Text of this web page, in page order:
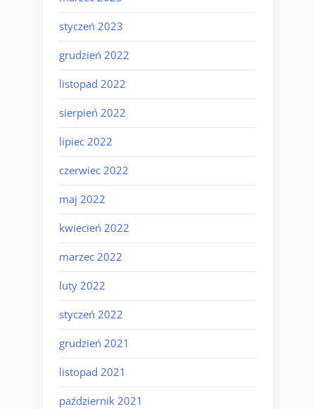
styczeń 2023
grudzień 2022
listopad 2022
sierpień 2022
lipiec 2022
czerwiec 2022
maj 2022
kwiecień 2022
marzec 2022
luty 2022
styczeń 2022
grudzień 2021
listopad 2021
październik 2021